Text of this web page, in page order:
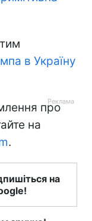
в Україну
про
на
.
на